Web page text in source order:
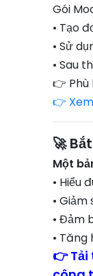
Gói
• Tạo
• Sử
• Sau
👉 Phù
👉
🚀
Một
• Hiểu
•
• Đảm
• Tăng
👉